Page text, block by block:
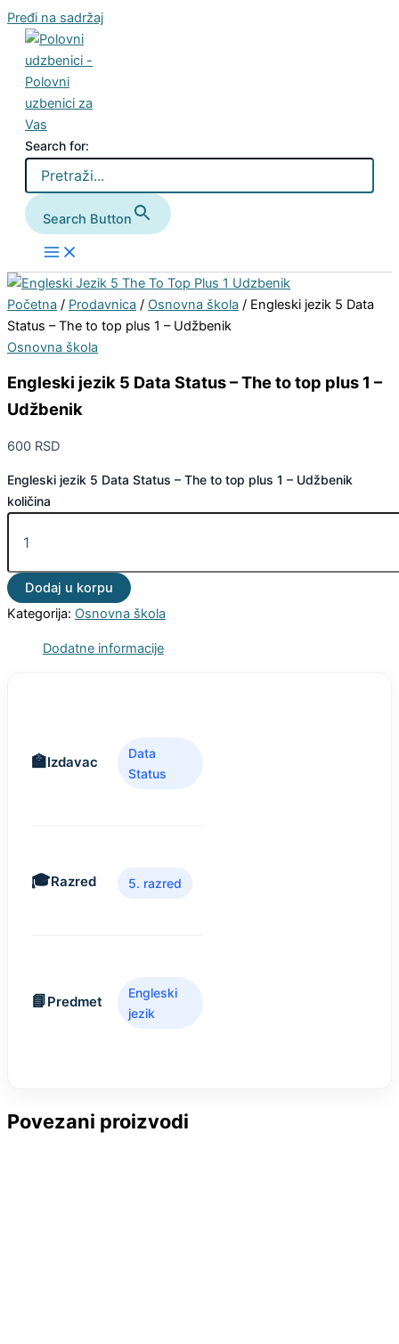
Pređi na sadržaj
Search for:
Search Button
Početna / Prodavnica / Osnovna škola / Engleski jezik 5 Data
Status – The to top plus 1 – Udžbenik
Osnovna škola
Engleski jezik 5 Data Status – The to top plus 1 –
Udžbenik
600 RSD
Engleski jezik 5 Data Status – The to top plus 1 – Udžbenik
količina
Dodaj u korpu
Kategorija: Osnovna škola
Dodatne informacije
Izdavac
Data
Status
Razred 5. razred
Predmet
Engleski
jezik
Povezani proizvodi